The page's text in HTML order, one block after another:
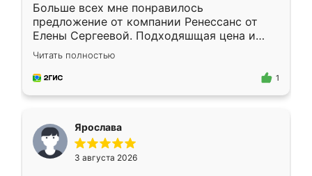
Больше всех мне понравилось
предложение от компании Ренессанс от
Елены Сергеевой. Подходяшщая цена и
короткие сроки изготовления. Приехавший
для замера сотрудник Владислав
предложил по моему эскизу самый
Читать полностью
1
Ярослава
3 августа 2026